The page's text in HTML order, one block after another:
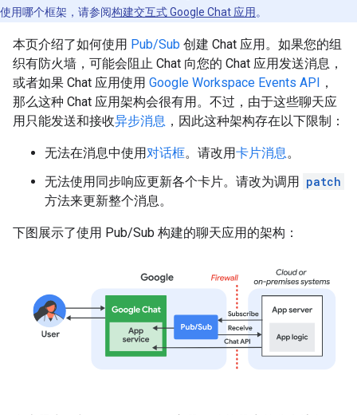
使用哪个框架，请参阅构建交互式 Google Chat 应用 。
本页介绍了如何使用 Pub/Sub 创建 Chat 应用。如果您的组
织有防火墙，可能会阻止 Chat 向您的 Chat 应用发送消息，
或者如果 Chat 应用使用 Google Workspace Events API ，
那么这种 Chat 应用架构会很有用。不过，由于这些聊天应
用只能发送和接收异步消息 ，因此这种架构存在以下限制：
无法在消息中使用对话框。请改用卡片消息。
无法使用同步响应更新各个卡片。请改为调用 patch
方法来更新整个消息。
下图展示了使用 Pub/Sub 构建的聊天应用的架构：